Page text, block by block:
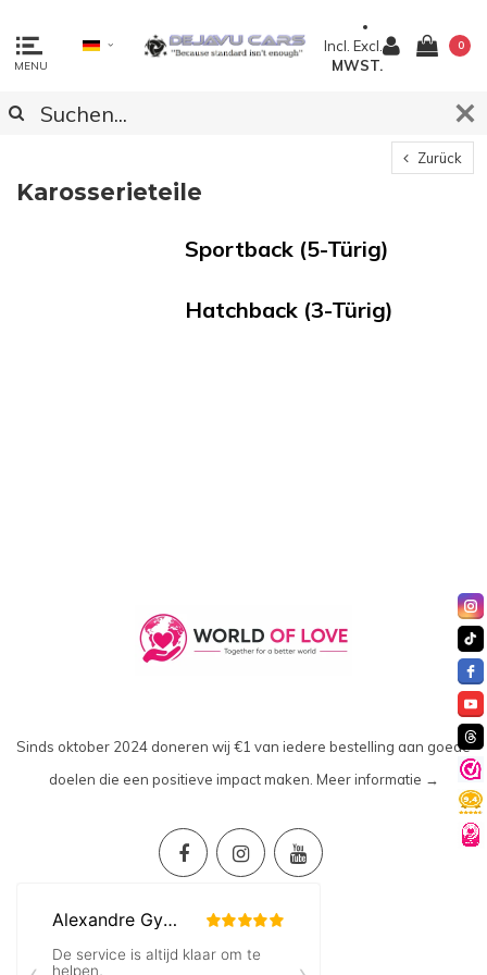
MENU
Incl. Excl.
MWST.
0
Zurück
Karosserieteile
Sportback (5-Türig)
Hatchback (3-Türig)
Sinds oktober 2024 doneren wij €1 van iedere bestelling aan goede
doelen die een positieve impact maken. Meer informatie →